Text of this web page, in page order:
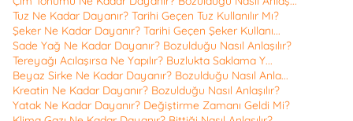
Tuz Ne Kadar Dayanır? Tarihi Geçen Tuz Kullanılır Mı?
Şeker Ne Kadar Dayanır? Tarihi Geçen Şeker Kullanı...
Sade Yağ Ne Kadar Dayanır? Bozulduğu Nasıl Anlaşılır?
Tereyağı Acılaşırsa Ne Yapılır? Buzlukta Saklama Y...
Beyaz Sirke Ne Kadar Dayanır? Bozulduğu Nasıl Anla...
Kreatin Ne Kadar Dayanır? Bozulduğu Nasıl Anlaşılır?
Yatak Ne Kadar Dayanır? Değiştirme Zamanı Geldi Mi?